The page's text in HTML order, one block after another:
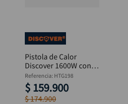
Pistola de Calor
Discover 1600W con 4
Boquillas – REF:
HTG198
Referencia: HTG198
$ 159.900
$174.900